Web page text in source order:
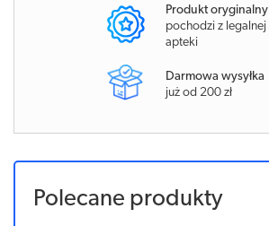
Produkt oryginalny
pochodzi z legalnej
apteki
Darmowa wysyłka
już od 200 zł
Polecane produkty